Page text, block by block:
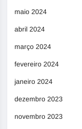
maio 2024
abril 2024
março 2024
fevereiro 2024
janeiro 2024
dezembro 2023
novembro 2023